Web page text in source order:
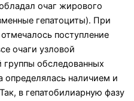
очаг жирового
гепатоциты). При
поступление
очаги узловой
группы обследованных
определялась наличием и
в гепатобилиарную фазу